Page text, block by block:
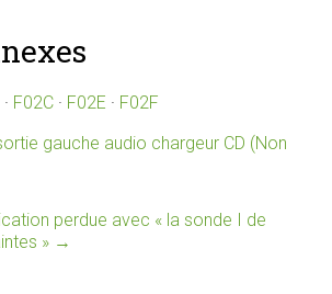
· F02C · F02E · F02F
gauche audio chargeur CD (Non
perdue avec « la sonde I de
» →